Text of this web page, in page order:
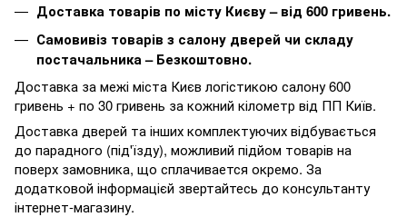
Доставка товарів по місту Києву – від 600 гривень.
Самовивіз товарів з салону дверей чи складу
постачальника – Безкоштовно.
Доставка за межі міста Києв логістикою салону 600
гривень + по 30 гривень за кожний кілометр від ПП Київ.
Доставка дверей та інших комплектуючих відбувається
до парадного (під'їзду), можливий підйом товарів на
поверх замовника, що сплачивается окремо. За
додатковой інформацієй звертайтесь до консультанту
інтернет-магазину.